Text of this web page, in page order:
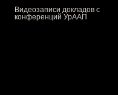
Видеозаписи докладов с
конференций УрААП